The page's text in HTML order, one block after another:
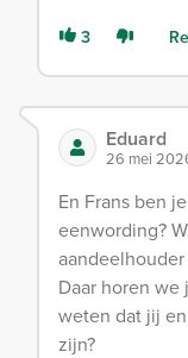
3
Eduard
26 mei
En Frans ben
eenwording?
Daar horen
weten dat jij
zijn?